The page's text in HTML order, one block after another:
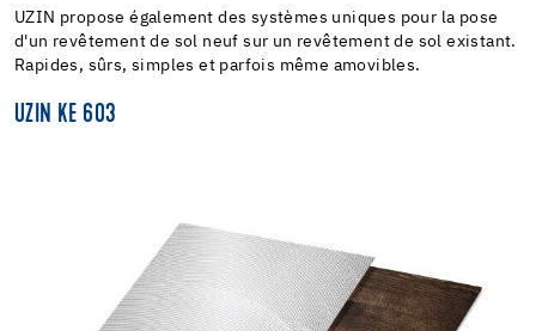
UZIN propose également des systèmes uniques pour la pose
d'un revêtement de sol neuf sur un revêtement de sol existant.
Rapides, sûrs, simples et parfois même amovibles.
UZIN KE 603